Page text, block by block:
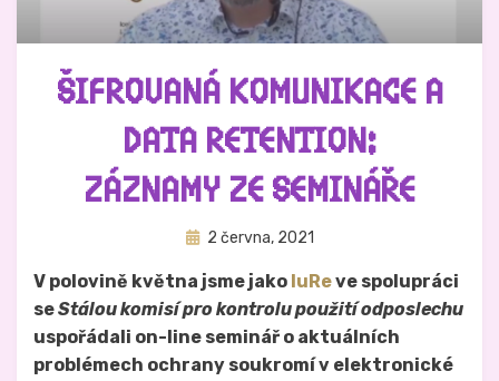
ŠIFROVANÁ KOMUNIKACE A
DATA RETENTION:
ZÁZNAMY ZE SEMINÁŘE
AutorHynek Trojánek
Zveřejněno
2 června, 2021
V polovině května jsme jako IuReve spolupráci
seStálou komisí pro kontrolu použití odposlechu
uspořádali on-line seminář o aktuálních
problémech ochrany soukromí v elektronické